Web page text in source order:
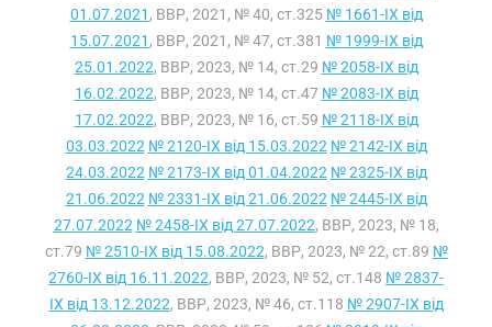
01.07.2021 , ВВР, 2021, № 40, ст.325 № 1661-IX від
15.07.2021 , ВВР, 2021, № 47, ст.381 № 1999-IX від
25.01.2022, ВВР, 2023, № 14, ст.29 № 2058-IX від
16.02.2022, ВВР, 2023, № 14, ст.47 № 2083-IX від
17.02.2022, ВВР, 2023, № 16, ст.59 № 2118-IX від
03.03.2022 № 2120-IX від 15.03.2022 № 2142-IX від
24.03.2022 № 2173-IX від 01.04.2022 № 2325-IX від
21.06.2022 № 2331-IX від 21.06.2022 № 2445-IX від
27.07.2022 № 2458-IX від 27.07.2022, ВВР, 2023, № 18,
ст.79 № 2510-IX від 15.08.2022, ВВР, 2023, № 22, ст.89 №
2760-IX від 16.11.2022, ВВР, 2023, № 52, ст.148 № 2837-
IX від 13.12.2022, ВВР, 2023, № 46, ст.118 № 2907-IX від